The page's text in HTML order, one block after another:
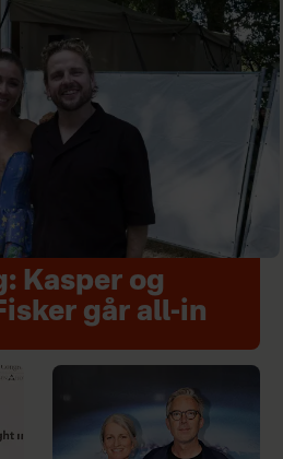
Kasper og
går all-in